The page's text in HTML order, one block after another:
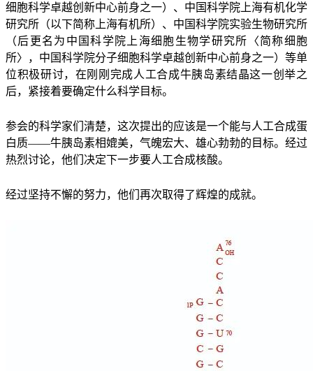
细胞科学卓越创新中心前身之一）、中国科学院上海有机化学
研究所（以下简称上海有机所）、中国科学院实验生物研究所
（后更名为中国科学院上海细胞生物学研究所〈简称细胞
所〉，中国科学院分子细胞科学卓越创新中心前身之一）等单
位积极研讨，在刚刚完成人工合成牛胰岛素结晶这一创举之
后，紧接着要确定什么科学目标。
参会的科学家们清楚，这次提出的应该是一个能与人工合成蛋
白质——牛胰岛素相媲美，气魄宏大、雄心勃勃的目标。经过
热烈讨论，他们决定下一步要人工合成核酸。
经过坚持不懈的努力，他们再次取得了辉煌的成就。